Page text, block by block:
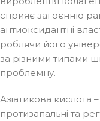
сприяє загоєнню
антиоксидантні
роблячи його
за різними типами
проблемну.
Азіатикова кислота
протизапальні та